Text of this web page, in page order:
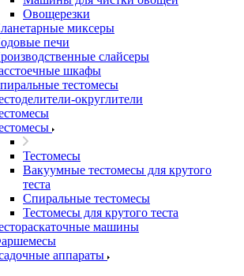
Овощерезки
миксеры
печи
слайсеры
шкафы
тестомесы
округлители
Тестомесы
Вакуумные тестомесы для крутого
теста
Спиральные тестомесы
Тестомесы для крутого теста
машины
аппараты